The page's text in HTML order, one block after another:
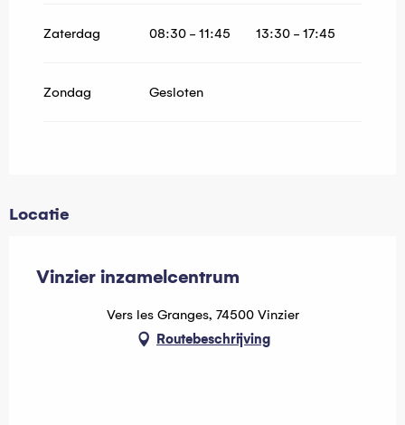
Zaterdag 08:30 - 11:45 13:30 - 17:45
Zondag Gesloten
Locatie
Vinzier inzamelcentrum
Vers les Granges, 74500 Vinzier
Routebeschrijving